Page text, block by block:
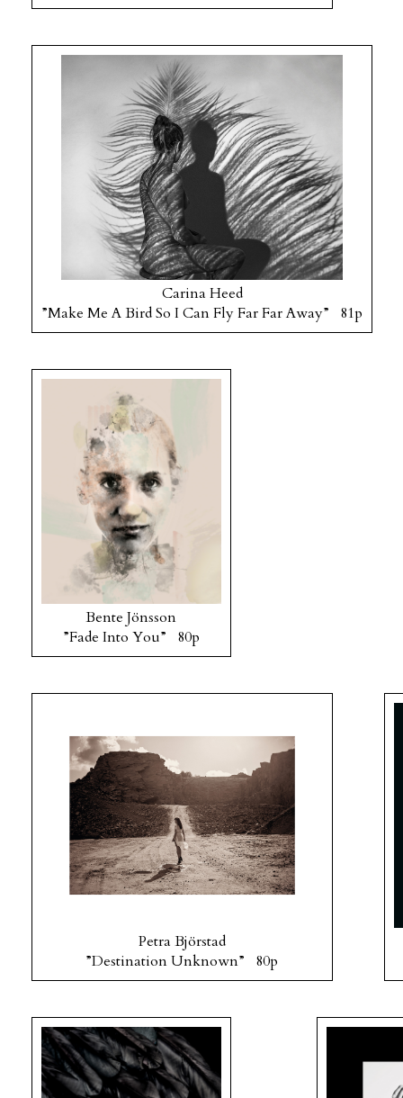
Carina Heed
”Make Me A Bird So I Can Fly Far Far Away” 81p
Bente Jönsson
”Fade Into You” 80p
Petra Björstad
”Destination Unknown” 80p